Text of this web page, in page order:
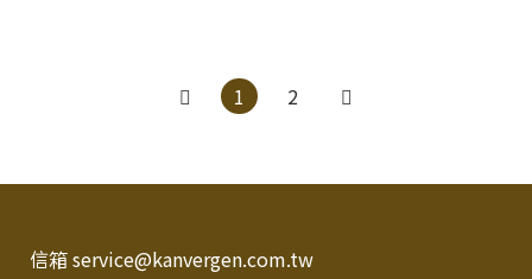
1 2
信箱 service@kanvergen.com.tw